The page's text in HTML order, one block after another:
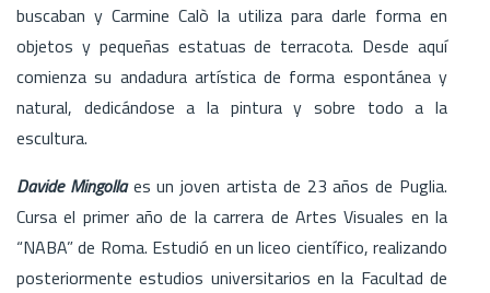
buscaban y Carmine Calò la utiliza para darle forma en
objetos y pequeñas estatuas de terracota. Desde aquí
comienza su andadura artística de forma espontánea y
natural, dedicándose a la pintura y sobre todo a la
escultura.
Davide Mingollaes un joven artista de 23 años de Puglia.
Cursa el primer año de la carrera de Artes Visuales en la
“NABA” de Roma. Estudió en un liceo científico, realizando
posteriormente estudios universitarios en la Facultad de